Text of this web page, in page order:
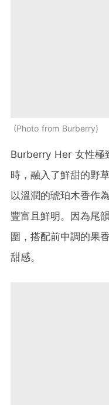
Photo from Burberry
Burberry Her 女性極
時，融入了鮮甜的野
以溫潤的琥珀木香作
豐富且鮮明。因為尾
圍，搭配前中調的果
甜感。